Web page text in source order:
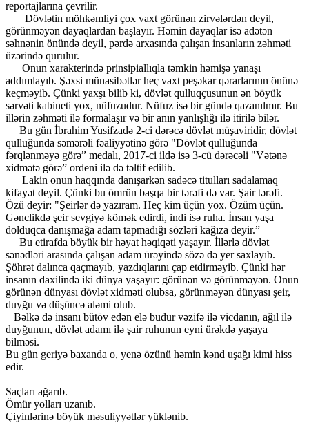
reportajlarına çevrilir.
Dövlətin möhkəmliyi çox vaxt görünən zirvələrdən deyil,
görünməyən dayaqlardan başlayır. Həmin dayaqlar isə adətən
səhnənin önündə deyil, pərdə arxasında çalışan insanların zəhməti
üzərində qurulur.
Onun xarakterində prinsipiallıqla təmkin həmişə yanaşı
addımlayıb. Şəxsi münasibətlər heç vaxt peşəkar qərarlarının önünə
keçməyib. Çünki yaxşı bilib ki, dövlət qulluqçusunun ən böyük
sərvəti kabineti yox, nüfuzudur. Nüfuz isə bir gündə qazanılmır. Bu
illərin zəhməti ilə formalaşır və bir anın yanlışlığı ilə itirilə bilər.
Bu gün İbrahim Yusifzadə 2-ci dərəcə dövlət müşaviridir, dövlət
qulluğunda səmərəli fəaliyyətinə görə "Dövlət qulluğunda
fərqlənməyə görə” medalı, 2017-ci ildə isə 3-cü dərəcəli "Vətənə
xidmətə görə” ordeni ilə də təltif edilib.
Lakin onun haqqında danışarkən sadəcə titulları sadalamaq
kifayət deyil. Çünki bu ömrün başqa bir tərəfi də var. Şair tərəfi.
Özü deyir: "Şeirlər də yazıram. Heç kim üçün yox. Özüm üçün.
Gənclikdə şeir sevgiyə kömək edirdi, indi isə ruha. İnsan yaşa
dolduqca danışmağa adam tapmadığı sözləri kağıza deyir.”
Bu etirafda böyük bir həyat həqiqəti yaşayır. İllərlə dövlət
sənədləri arasında çalışan adam ürəyində sözə də yer saxlayıb.
Şöhrət dalınca qaçmayıb, yazdıqlarını çap etdirməyib. Çünki hər
insanın daxilində iki dünya yaşayır: görünən və görünməyən. Onun
görünən dünyası dövlət xidməti olubsa, görünməyən dünyası şeir,
duyğu və düşüncə aləmi olub.
Bəlkə də insanı bütöv edən elə budur vəzifə ilə vicdanın, ağıl ilə
duyğunun, dövlət adamı ilə şair ruhunun eyni ürəkdə yaşaya
bilməsi.
Bu gün geriyə baxanda o, yenə özünü həmin kənd uşağı kimi hiss
edir.
Saçları ağarıb.
Ömür yolları uzanıb.
Çiyinlərinə böyük məsuliyyətlər yüklənib.